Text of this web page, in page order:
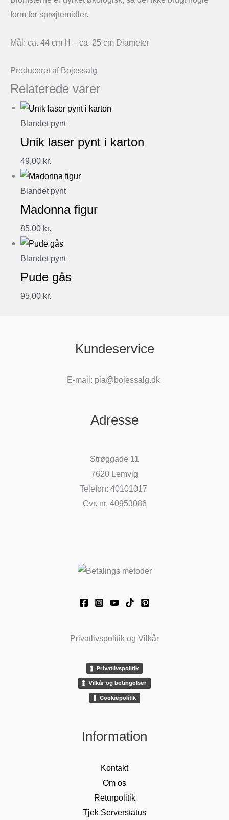
form for sprøjtemidler.
Mål: ca. 44 cm H – ca. 25 cm Diameter
Produceret af Bojessalg
Relaterede varer
Blandet pynt
Unik laser pynt i karton
49,00 kr.
Blandet pynt
Madonna figur
85,00 kr.
Blandet pynt
Pude gås
95,00 kr.
Kundeservice
E-mail: pia@bojessalg.dk
Adresse
Strøggade 11
7620 Lemvig
Telefon: 40101017
Cvr. nr. 40953086
Privatlivspolitik og Vilkår
Privatlivspolitik
Vilkår og betingelser
Cookiepolitik
Information
Kontakt
Om os
Returpolitik
Tjek Serverstatus